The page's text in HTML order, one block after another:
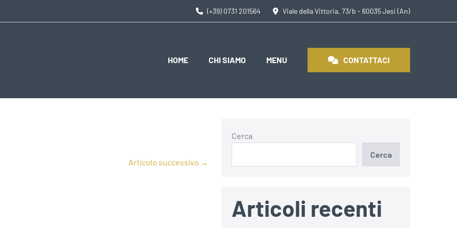
(+39) 0731 201564 Viale della Vittoria, 73/b - 60035 Jesi (An)
HOME CHI SIAMO MENU CONTATTACI
Articolo successivo →
Cerca
Cerca
Articoli recenti